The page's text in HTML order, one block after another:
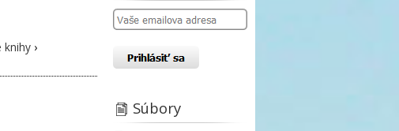
knihy ›
Súbory